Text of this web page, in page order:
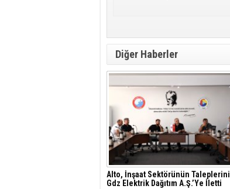
Diğer Haberler
Alto, İnşaat Sektörünün Taleplerini
Gdz Elektrik Dağıtım A.Ş.’Ye İletti